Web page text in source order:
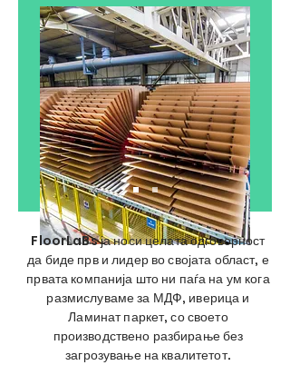
FloorLaBs ја носи целата одговорност
да биде прв и лидер во својата област, е
првата компанија што ни паѓа на ум кога
размислуваме за МДФ, иверица и
Ламинат паркет, со своето
производствено разбирање без
загрозување на квалитетот.